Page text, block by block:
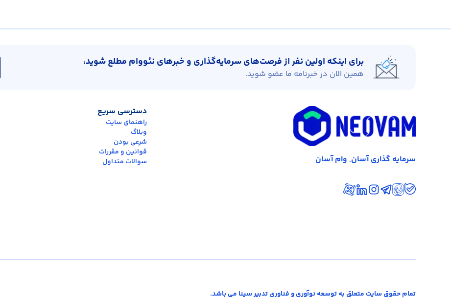
برای اینکه اولین نفر از فرصت‌های سرمایه‌گذاری و خبرهای نئووام مطلع شوید،
همین الان در خبرنامه ما عضو شوید.
سرمایه گذاری آسان, وام آسان
دسترسی سریع
راهنمای سایت
وبلاگ
شرعی بودن
قوانین و مقررات
سوالات متداول
تمام حقوق سایت متعلق به توسعه نوآوری و فناوری تدبیر سینا می باشد.